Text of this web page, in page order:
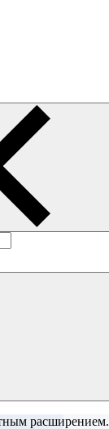
расширением.